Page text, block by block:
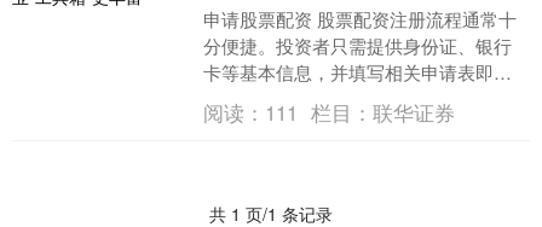
申请股票配资 股票配资注册流程通常十
分便捷。投资者只需提供身份证、银行
卡等基本信息，并填写相关申请表即
可。券商会根据投资者的信用状况和投
资经验进行审核，审核通过....
阅读： 111 栏目：联华证券
共 1 页/1 条记录